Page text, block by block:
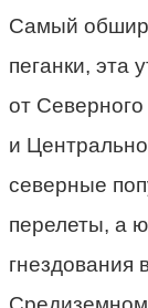
Самый
пеганки, эта
от
и
северные
перелеты, а
гнездования